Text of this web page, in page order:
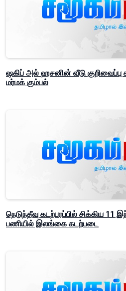
ஷகிப் அல் ஹசனின் வீடு குறிவைப்பு
மர்மக் கும்பல்
நெடுந்தீவு கடற்பரப்பில் சிக்கிய
பணியில் இலங்கை கடற்படை